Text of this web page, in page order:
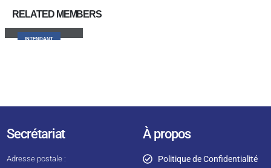
RELATED MEMBERS
INTENDANT
Secrétariat
Adresse postale :
À propos
Politique de Confidentialité